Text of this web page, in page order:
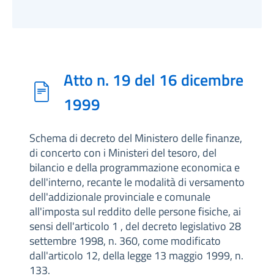
Atto n. 19 del 16 dicembre
1999
Schema di decreto del Ministero delle finanze,
di concerto con i Ministeri del tesoro, del
bilancio e della programmazione economica e
dell'interno, recante le modalità di versamento
dell'addizionale provinciale e comunale
all'imposta sul reddito delle persone fisiche, ai
sensi dell'articolo 1 , del decreto legislativo 28
settembre 1998, n. 360, come modificato
dall'articolo 12, della legge 13 maggio 1999, n.
133.